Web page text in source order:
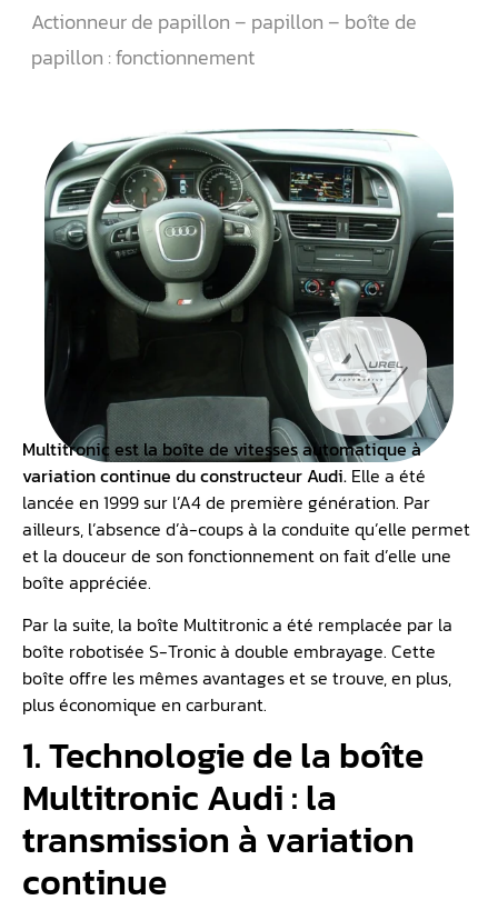
Actionneur de papillon – papillon – boîte de
papillon : fonctionnement
Multitronic est la boîte de vitesses automatique à
variation continue du constructeur Audi. Elle a été
lancée en 1999 sur l’A4 de première génération. Par
ailleurs, l’absence d’à-coups à la conduite qu’elle permet
et la douceur de son fonctionnement on fait d’elle une
boîte appréciée.
Par la suite, la boîte Multitronic a été remplacée par la
boîte robotisée S-Tronic à double embrayage. Cette
boîte offre les mêmes avantages et se trouve, en plus,
plus économique en carburant.
1. Technologie de la boîte
Multitronic Audi : la
transmission à variation
continue